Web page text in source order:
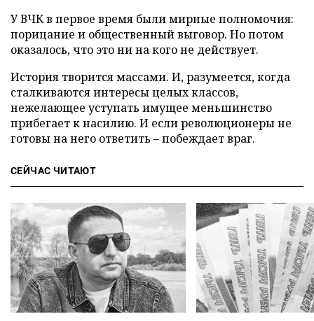
У ВЧК в первое время были мирные полномочия:
порицание и общественный выговор. Но потом
оказалось, что это ни на кого не действует.
История творится массами. И, разумеется, когда
сталкиваются интересы целых классов,
нежелающее уступать имущее меньшинство
прибегает к насилию. И если революционеры не
готовы на него ответить – побеждает враг.
СЕЙЧАС ЧИТАЮТ